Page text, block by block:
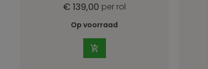
€ 139,00 per rol
Op voorraad